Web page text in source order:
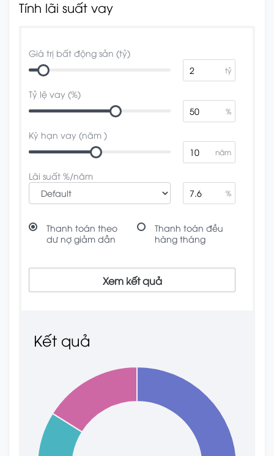
Tính lãi suất vay
Giá trị bất động sản (tỷ)
tỷ
Tỷ lệ vay (%)
%
Kỳ hạn vay (năm )
năm
Lãi suất %/năm
%
Thanh toán theo
dư nợ giảm dần
Thanh toán đều
hàng tháng
Xem kết quả
Kết quả